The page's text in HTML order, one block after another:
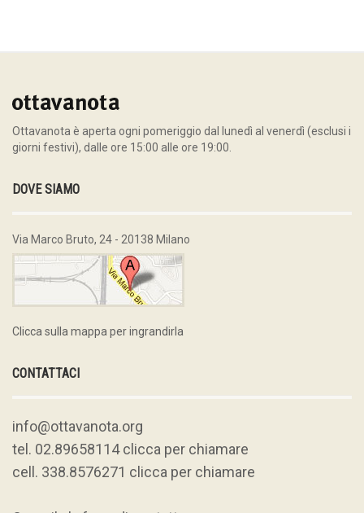
Ottavanota è aperta ogni pomeriggio dal lunedì al venerdì (esclusi i
giorni festivi), dalle ore 15:00 alle ore 19:00.
DOVE SIAMO
Via Marco Bruto, 24 - 20138 Milano
Clicca sulla mappa per ingrandirla
CONTATTACI
info@ottavanota.org
tel. 02.89658114 clicca per chiamare
cell. 338.8576271 clicca per chiamare